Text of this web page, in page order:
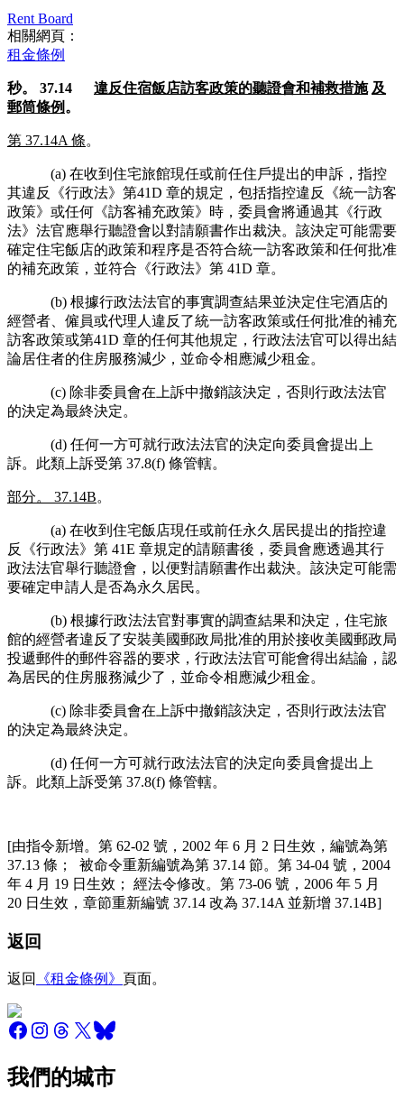
Rent Board
相關網頁：
租金條例
秒。 37.14 違反住宿飯店訪客政策的聽證會和補救措施 及
郵筒條例 。
第 37.14A 條。
(a) 在收到住宅旅館現任或前任住戶提出的申訴，指控
其違反《行政法》第41D 章的規定，包括指控違反《統一訪客
政策》或任何《訪客補充政策》時，委員會將通過其《行政
法》法官應舉行聽證會以對請願書作出裁決。該決定可能需要
確定住宅飯店的政策和程序是否符合統一訪客政策和任何批准
的補充政策，並符合《行政法》第 41D 章。
(b) 根據行政法法官的事實調查結果並決定住宅酒店的
經營者、僱員或代理人違反了統一訪客政策或任何批准的補充
訪客政策或第41D 章的任何其他規定，行政法法官可以得出結
論居住者的住房服務減少，並命令相應減少租金。
(c) 除非委員會在上訴中撤銷該決定，否則行政法法官
的決定為最終決定。
(d) 任何一方可就行政法法官的決定向委員會提出上
訴。此類上訴受第 37.8(f) 條管轄。
部分。 37.14B。
(a) 在收到住宅飯店現任或前任永久居民提出的指控違
反《行政法》第 41E 章規定的請願書後，委員會應透過其行
政法法官舉行聽證會，以便對請願書作出裁決。該決定可能需
要確定申請人是否為永久居民。
(b) 根據行政法法官對事實的調查結果和決定，住宅旅
館的經營者違反了安裝美國郵政局批准的用於接收美國郵政局
投遞郵件的郵件容器的要求，行政法法官可能會得出結論，認
為居民的住房服務減少了，並命令相應減少租金。
(c) 除非委員會在上訴中撤銷該決定，否則行政法法官
的決定為最終決定。
(d) 任何一方可就行政法法官的決定向委員會提出上
訴。此類上訴受第 37.8(f) 條管轄。
[由指令新增。第 62-02 號，2002 年 6 月 2 日生效，編號為第
37.13 條；
被命令重新編號為第 37.14 節。第 34-04 號，2004
年 4 月 19 日生效； 經法令修改。第 73-06 號，2006 年 5 月
20 日生效，章節重新編號 37.14 改為 37.14A 並新增 37.14B]
返回
返回 《租金條例》 頁面。
我們的城市